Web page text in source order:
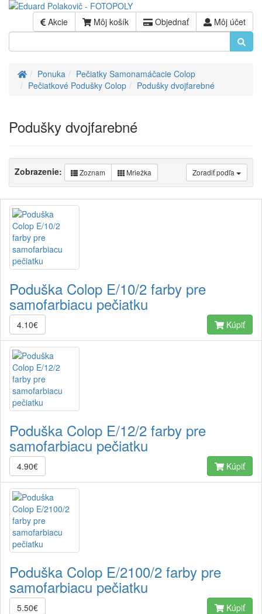
Akcie Môj košík Objednať Môj účet
ÚvodPonuka
Pečiatky Samonamáčacie Colop
Pečiatkové Podušky Colop
Podušky dvojfarebné
Podušky dvojfarebné
Zoradiť podľa
Zobrazenie: Zoznam Mriežka
Poduška Colop E/10/2 farby pre
samofarbiacu pečiatku
4.10€ Kúpiť
Poduška Colop E/12/2 farby pre
samofarbiacu pečiatku
4.90€ Kúpiť
Poduška Colop E/2100/2 farby pre
samofarbiacu pečiatku
5.50€ Kúpiť